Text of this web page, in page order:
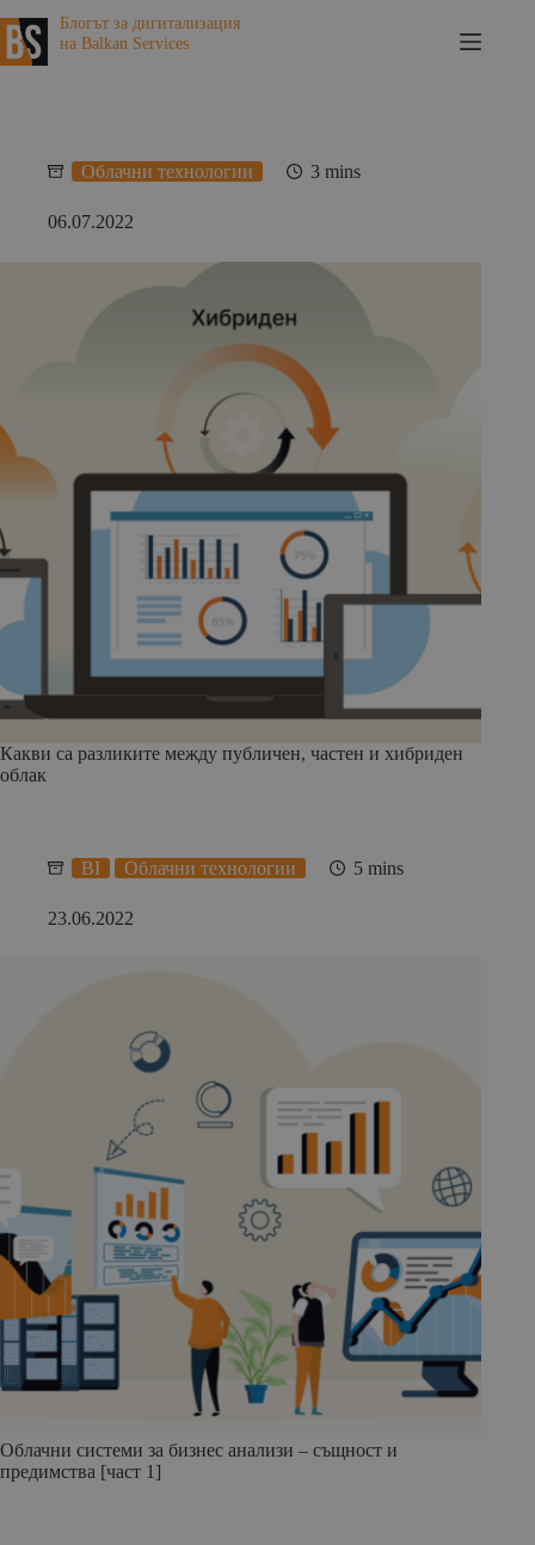
to
content
Блогът за дигитализация
на Balkan Services
Облачни технологии 3 mins
06.07.2022
Какви са разликите между публичен, частен и хибриден
облак
BI Облачни технологии 5 mins
23.06.2022
Облачни системи за бизнес анализи – същност и
предимства [част 1]